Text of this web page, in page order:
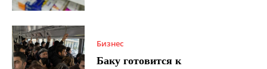
Бизнес
Баку готовится к